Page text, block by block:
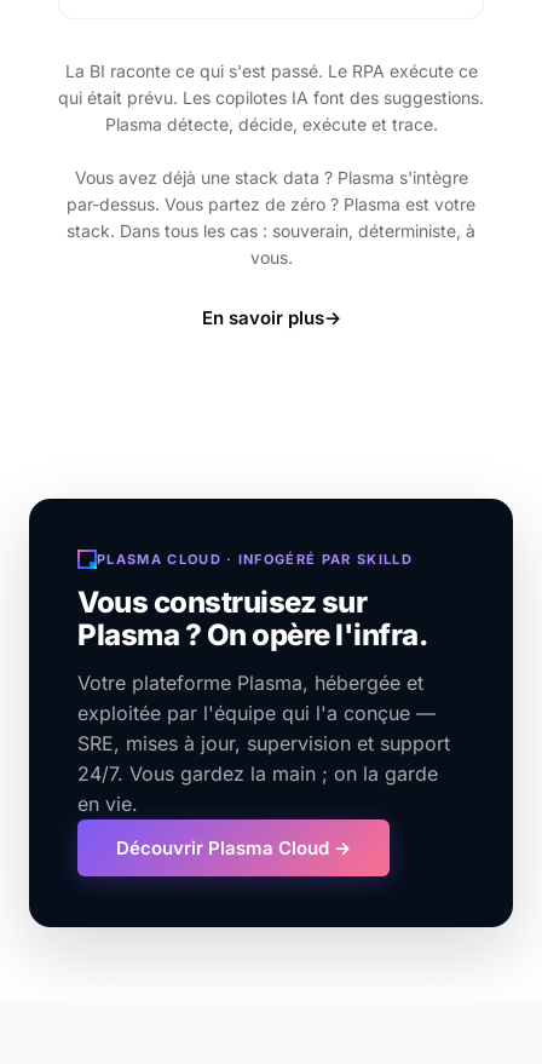
La BI raconte ce qui s'est passé. Le RPA exécute ce
qui était prévu. Les copilotes IA font des suggestions.
Plasma détecte, décide, exécute et trace.
Vous avez déjà une stack data ? Plasma s'intègre
par-dessus. Vous partez de zéro ? Plasma est votre
stack. Dans tous les cas : souverain, déterministe, à
vous.
En savoir plus→
PLASMA CLOUD · INFOGÉRÉ PAR SKILLD
Vous construisez sur
Plasma ? On opère l'infra.
Votre plateforme Plasma, hébergée et
exploitée par l'équipe qui l'a conçue —
SRE, mises à jour, supervision et support
24/7. Vous gardez la main ; on la garde
en vie.
Découvrir Plasma Cloud →